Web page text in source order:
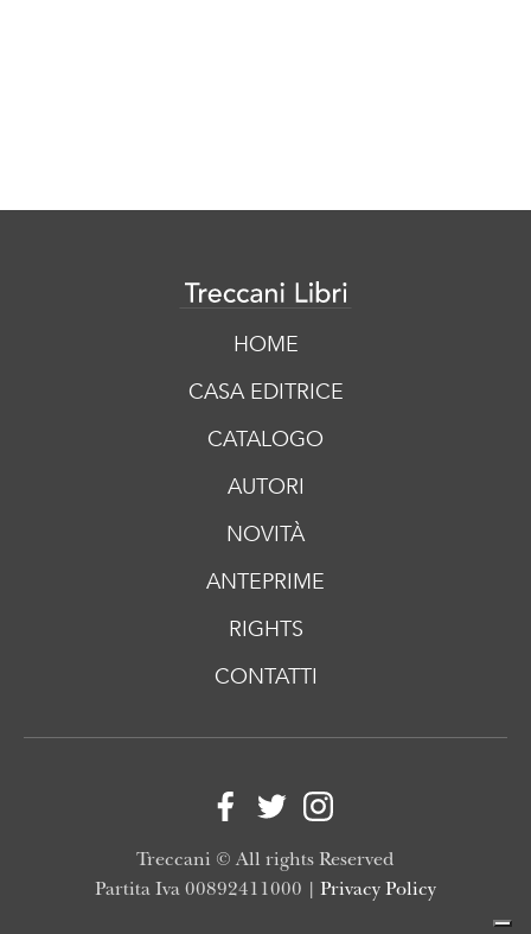
HOME
CASA EDITRICE
CATALOGO
AUTORI
NOVITÀ
ANTEPRIME
RIGHTS
CONTATTI
Treccani © All rights Reserved
Partita Iva 00892411000 | Privacy Policy